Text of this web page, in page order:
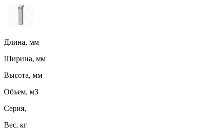
Длина, мм
Ширина, мм
Высота, мм
Объем, м3
Серия,
Вес, кг